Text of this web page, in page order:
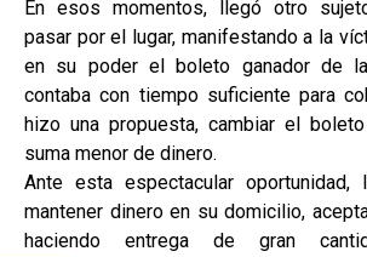
En esos momentos, llegó otro
pasar por el lugar, manifestando a la
en su poder el boleto ganador de
contaba con tiempo suficiente para
hizo una propuesta, cambiar el
suma menor de dinero.
Ante esta espectacular oportunidad,
mantener dinero en su domicilio,
haciendo entrega de gran